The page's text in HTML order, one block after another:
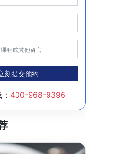
刻提交预约
400-968-9396